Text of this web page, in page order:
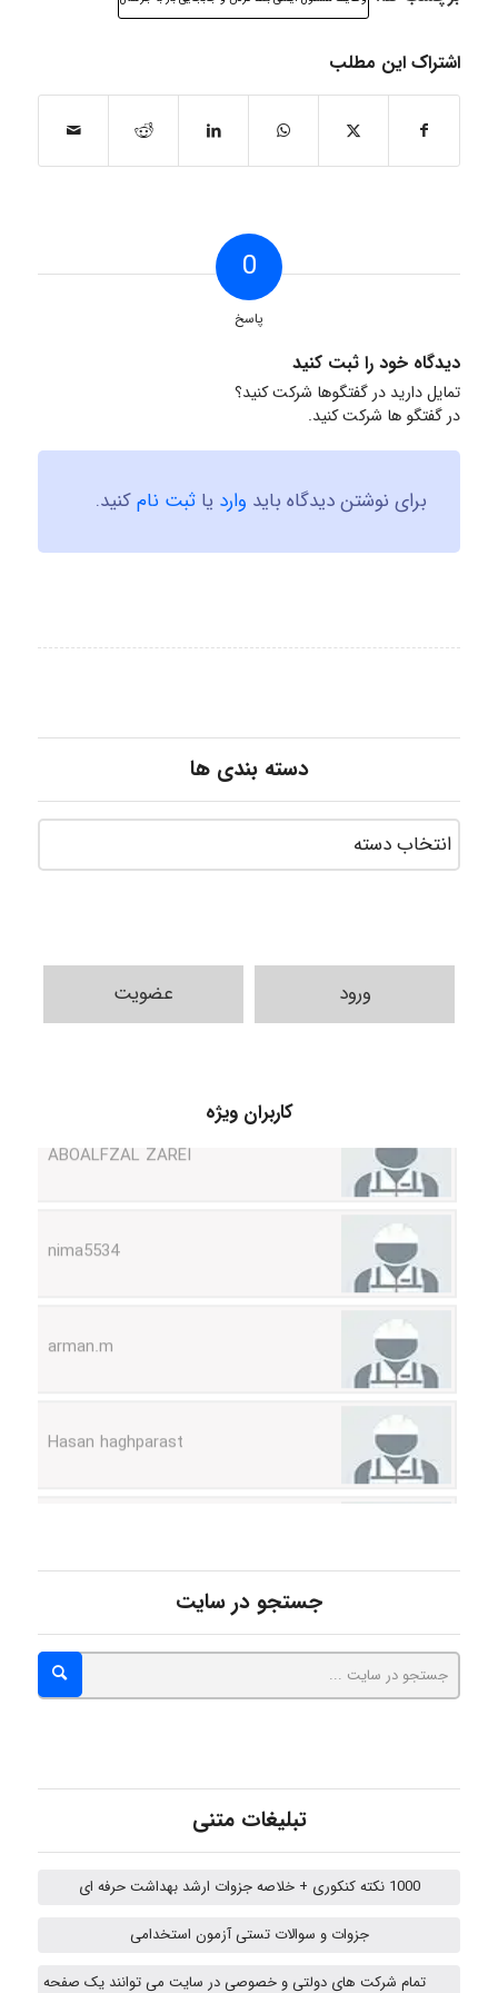
اشتراک این مطلب
0
پاسخ
دیدگاه خود را ثبت کنید
تمایل دارید در گفتگوها شرکت کنید؟
در گفتگو ها شرکت کنید.
برای نوشتن دیدگاه باید وارد یا ثبت نامکنید.
دسته بندی ها
ورود عضویت
کاربران ویژه
Sara
ZAK
fahimeh sheibani
جستجو در سایت
تبلیغات متنی
1000 نکته کنکوری + خلاصه جزوات ارشد بهداشت حرفه ای
جزوات و سوالات تستی آزمون استخدامی
تمام شرکت های دولتی و خصوصی در سایت می توانند یک صفحه